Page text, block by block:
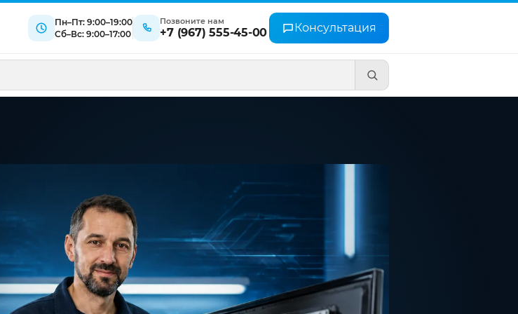
Пн–Пт: 9:00–19:00
Сб–Вс: 9:00–17:00
Позвоните нам
+7 (967) 555-45-00 Консультация